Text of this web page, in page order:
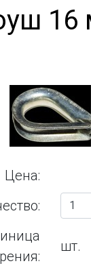
16
Цена:
шт.